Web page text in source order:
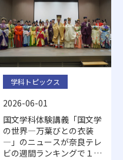
学科トピックス
2026-06-01
国文学科体験講義「国文学
の世界―万葉びとの衣装
―」のニュースが奈良テレ
ビの週間ランキングで１位